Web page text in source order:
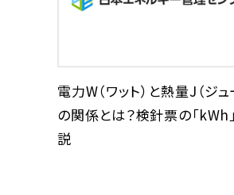
電力W（ワット）と熱量J（ジュ
の関係とは？検針票の「kWh
説